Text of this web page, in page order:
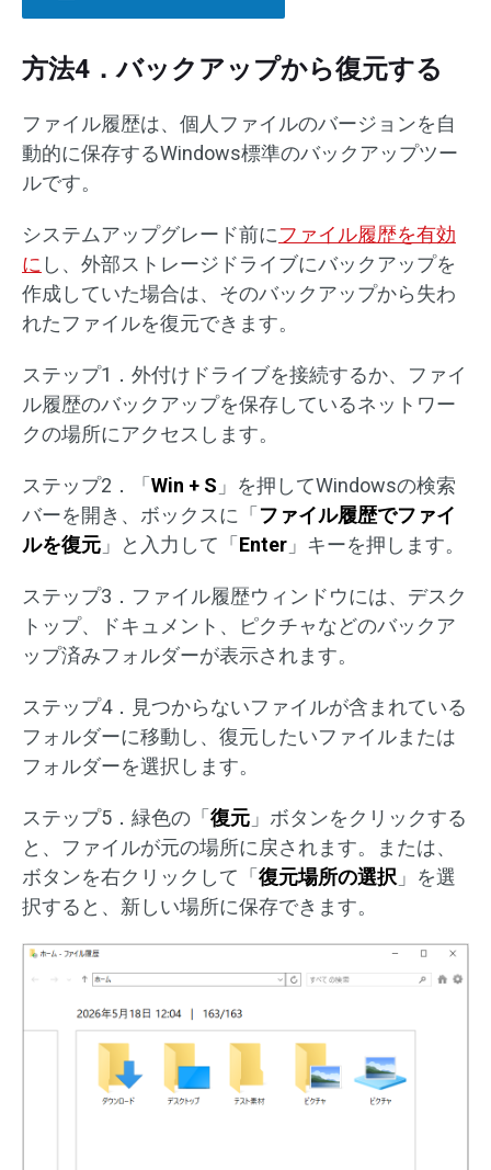
方法4．バックアップから復元する
ファイル履歴は、個人ファイルのバージョンを自
動的に保存するWindows標準のバックアップツー
ルです。
システムアップグレード前にファイル履歴を有効
に し、外部ストレージドライブにバックアップを
作成していた場合は、そのバックアップから失わ
れたファイルを復元できます。
ステップ1．外付けドライブを接続するか、ファイ
ル履歴のバックアップを保存しているネットワー
クの場所にアクセスします。
ステップ2．「Win + S 」を押してWindowsの検索
バーを開き、ボックスに「ファイル履歴でファイ
ルを復元 」と入力して「Enter 」キーを押します。
ステップ3．ファイル履歴ウィンドウには、デスク
トップ、ドキュメント、ピクチャなどのバックア
ップ済みフォルダーが表示されます。
ステップ4．見つからないファイルが含まれている
フォルダーに移動し、復元したいファイルまたは
フォルダーを選択します。
ステップ5．緑色の「復元 」ボタンをクリックする
と、ファイルが元の場所に戻されます。または、
ボタンを右クリックして「復元場所の選択 」を選
択すると、新しい場所に保存できます。